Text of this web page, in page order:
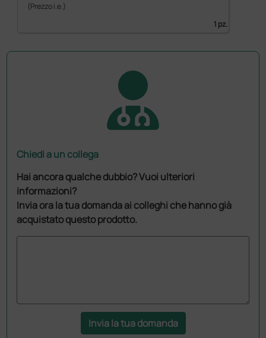
(Prezzo i.e.)
1 pz.
Chiedi a un collega
Hai ancora qualche dubbio? Vuoi ulteriori
informazioni?
Invia ora la tua domanda ai colleghi che hanno già
acquistato questo prodotto.
Invia la tua domanda